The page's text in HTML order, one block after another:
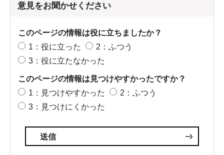
意見をお聞かせください
このページの情報は役に立ちましたか？
1：役に立った
2：ふつう
3：役に立たなかった
このページの情報は見つけやすかったですか？
1：見つけやすかった
2：ふつう
3：見つけにくかった